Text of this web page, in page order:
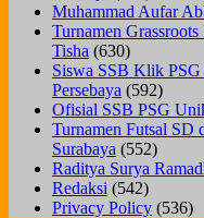
Muhammad Aufar
Turnamen
Tisha (630)
Siswa SSB Klik
Persebaya (592)
Ofisial SSB PSG
Turnamen Futsal SD
Surabaya (552)
Raditya Surya
Redaksi (542)
Privacy Policy (536)